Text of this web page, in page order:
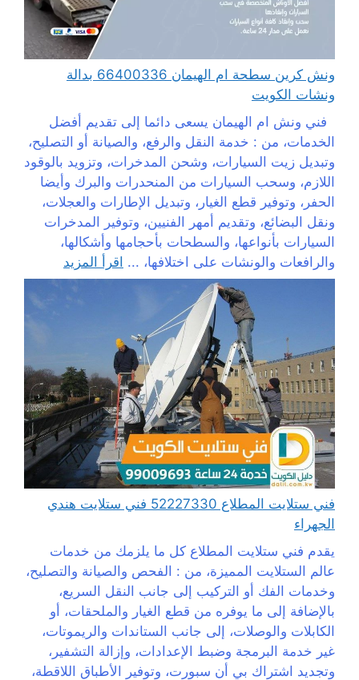
ونش كرين سطحة ام الهيمان 66400336 بدالة
ونشات الكويت
فني ونش ام الهيمان يسعى دائما إلى تقديم أفضل
الخدمات، من : خدمة النقل والرفع، والصيانة أو التصليح،
وتبديل زيت السيارات، وشحن المدخرات، وتزويد بالوقود
اللازم، وسحب السيارات من المنحدرات والبرك وأيضا
الحفر، وتوفير قطع الغيار، وتبديل الإطارات والعجلات،
ونقل البضائع، وتقديم أمهر الفنيين، وتوفير المدخرات
السيارات بأنواعها، والسطحات بأحجامها وأشكالها،
والرافعات والونشات على اختلافها، ... اقرأ المزيد
فني ستلايت المطلاع 52227330 فني ستلايت هندي
الجهراء
يقدم فني ستلايت المطلاع كل ما يلزمك من خدمات
عالم الستلايت المميزة، من : الفحص والصيانة والتصليح،
وخدمات الفك أو التركيب إلى جانب النقل السريع،
بالإضافة إلى ما يوفره من قطع الغيار والملحقات، أو
الكابلات والوصلات، إلى جانب الستاندات والريموتات،
غير خدمة البرمجة وضبط الإعدادات، وإزالة التشفير،
وتجديد اشتراك بي أن سبورت، وتوفير الأطباق اللاقطة،